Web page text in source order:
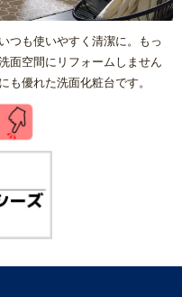
を抑える具体策
つも使いやすく清潔に。もっ
面空間にリフォームしません
も優れた洗面化粧台です。